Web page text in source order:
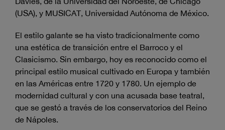
(USA), y MUSICAT, Universidad Autónoma de México.
El estilo galante se ha visto tradicionalmente como
una estética de transición entre el Barroco y el
Clasicismo. Sin embargo, hoy es reconocido como el
principal estilo musical cultivado en Europa y también
en las Américas entre 1720 y 1780. Un ejemplo de
modernidad cultural y con una acusada base teatral,
que se gestó a través de los conservatorios del Reino
de Nápoles.